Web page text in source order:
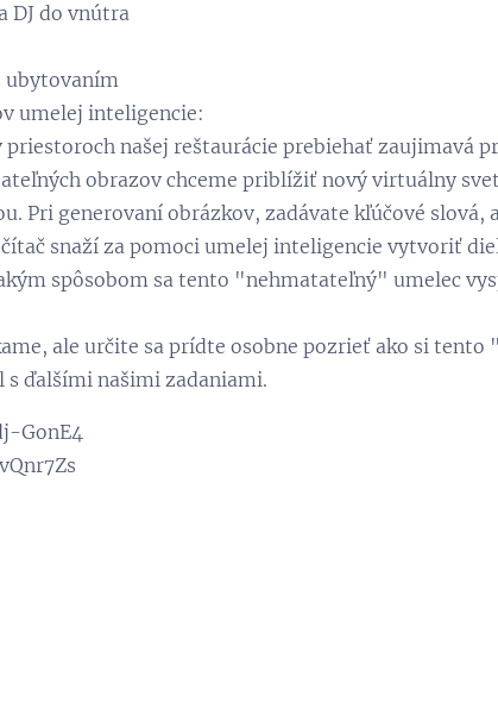
DJ do vnútra
ubytovaním
umelej inteligencie:
priestoroch našej reštaurácie prebiehať zaujimavá
obrazov chceme priblížiť nový virtuálny
Pri generovaní obrázkov, zadávate kľúčové slová,
snaží za pomoci umelej inteligencie vytvoriť
spôsobom sa tento "nehmatateľný" umelec
ale určite sa prídte osobne pozrieť ako si tento
ďalšími našimi zadaniami.
GonE4